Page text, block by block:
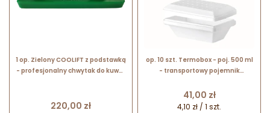
1 op. Zielony COOLIFT z podstawką
- profesjonalny chwytak do kuwet
Cena
220,00 zł
op. 10 szt. Termobox - poj. 500 ml
- transportowy pojemnik
poloplast
Cena
41,00 zł
4,10 zł / 1 szt.